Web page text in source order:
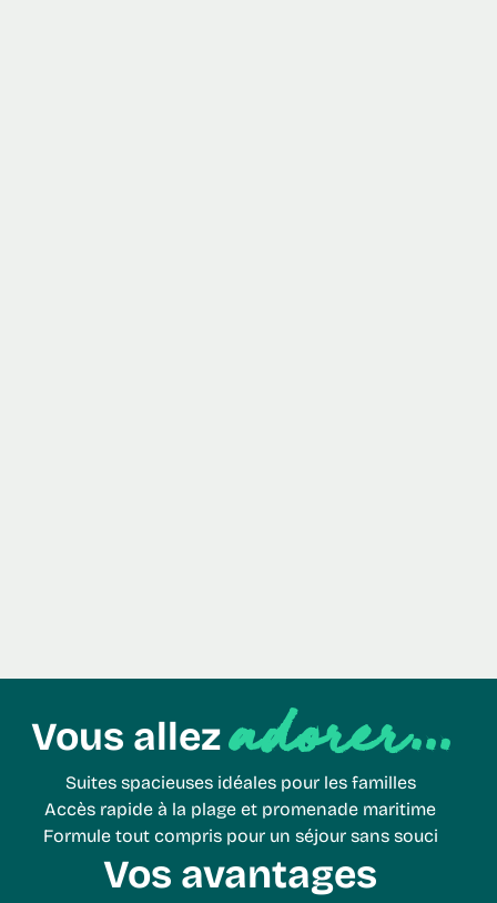
Vous allezadorer...
Suites spacieuses idéales pour les familles
Accès rapide à la plage et promenade maritime
Formule tout compris pour un séjour sans souci
Vos avantages